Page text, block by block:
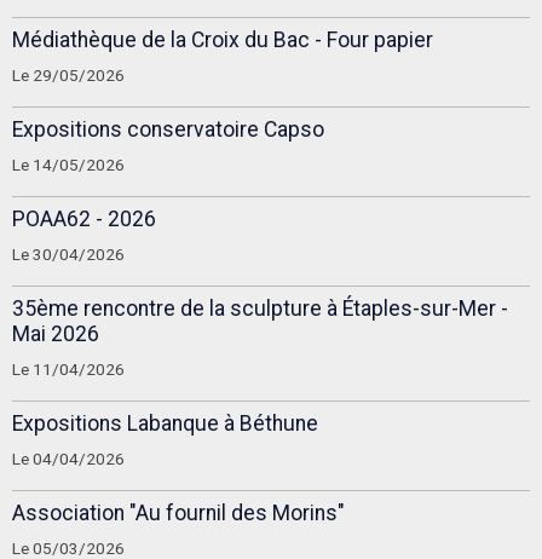
Médiathèque de la Croix du Bac - Four papier
Le 29/05/2026
Expositions conservatoire Capso
Le 14/05/2026
POAA62 - 2026
Le 30/04/2026
35ème rencontre de la sculpture à Étaples-sur-Mer -
Mai 2026
Le 11/04/2026
Expositions Labanque à Béthune
Le 04/04/2026
Association "Au fournil des Morins"
Le 05/03/2026